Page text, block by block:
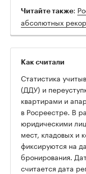
Читайте также:
абсолютных
Как считали
Статистика
(ДДУ) и
квартирами и
в Росреестре. В
юридическими
мест, кладовых и
фиксируются на
бронирования.
считается дата